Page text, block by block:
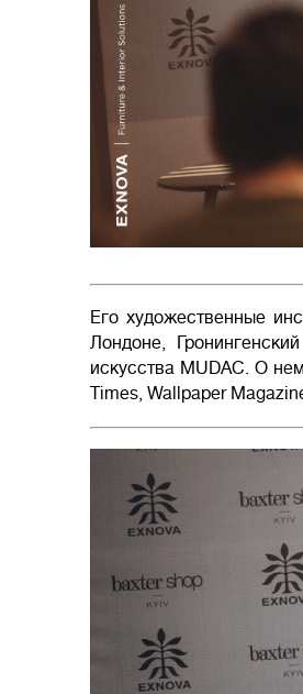
Его художественные
Лондоне,
искусства MUDAC. О
Times, Wallpaper